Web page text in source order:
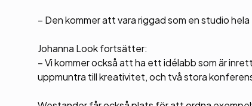
– Den kommer att vara riggad som en studio
Johanna Look fortsätter:
– Vi kommer också att ha ett idélabb som är
uppmuntra till kreativitet, och två stora